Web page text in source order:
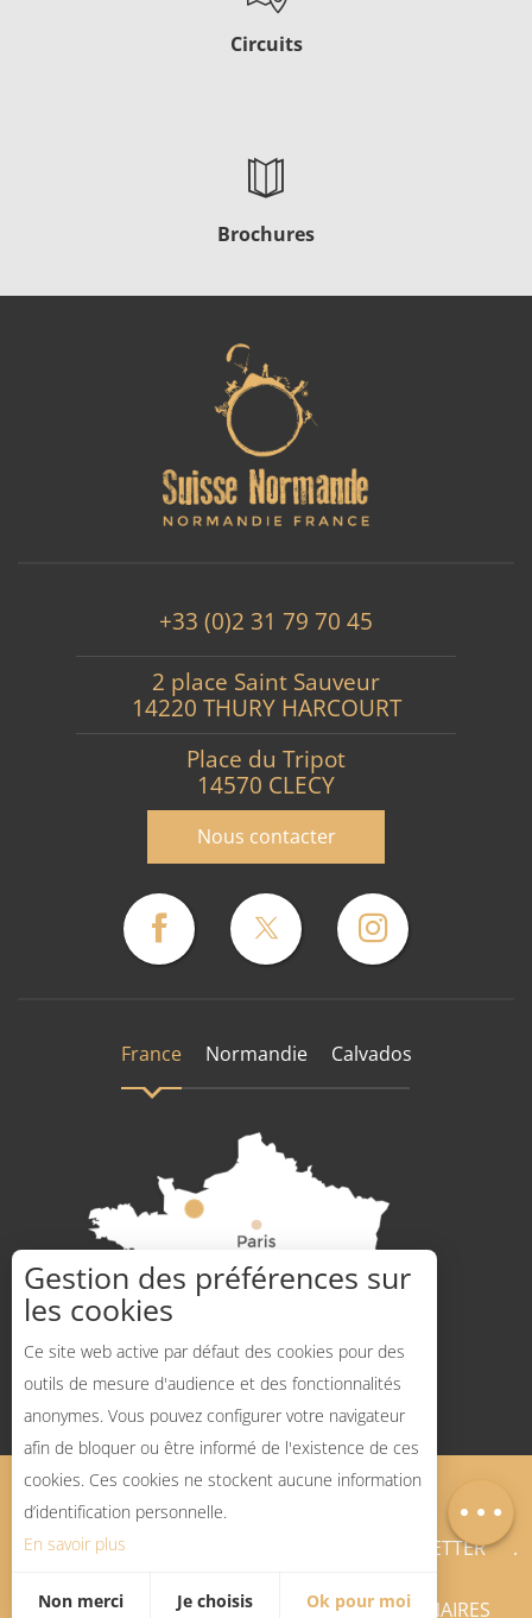
Description
Circuits
Brochures
+33 (0)2 31 79 70 45
2 place Saint Sauveur
14220 THURY HARCOURT
Place du Tripot
14570 CLECY
Nous contacter
France Normandie Calvados
Mentions légales Plan du site
BLOG SPORTS NATURE NEWSLETTER
ESPACE PRO PRESSE PARTENAIRES
Gestion des préférences sur
les cookies
Ce site web active par défaut des cookies pour des
outils de mesure d'audience et des fonctionnalités
anonymes. Vous pouvez configurer votre navigateur
afin de bloquer ou être informé de l'existence de ces
cookies. Ces cookies ne stockent aucune information
d’identification personnelle.
En savoir plus
Non merci Je choisis Ok pour moi